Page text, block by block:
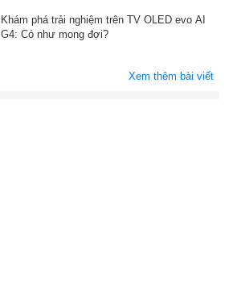
Khám phá trải nghiệm trên TV OLED evo AI
G4: Có như mong đợi?
Xem thêm bài viết